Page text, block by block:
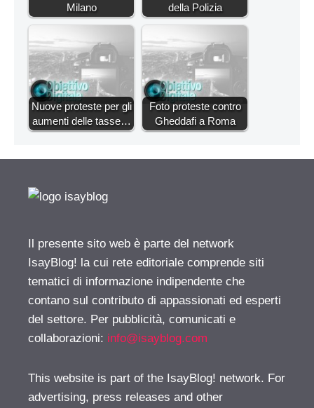
Milano
della Polizia
Nuove proteste per gli
aumenti delle tasse…
Foto proteste contro
Gheddafi a Roma
Il presente sito web è parte del network
IsayBlog! la cui rete editoriale comprende siti
tematici di informazione indipendente che
contano sul contributo di appassionati ed esperti
del settore. Per pubblicità, comunicati e
collaborazioni: info@isayblog.com
This website is part of the IsayBlog! network. For
advertising, press releases and other